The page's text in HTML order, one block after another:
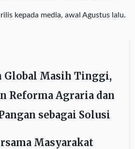
kepada media, awal Agustus lalu.
Global Masih Tinggi,
Reforma Agraria dan
sebagai Solusi
Masyarakat